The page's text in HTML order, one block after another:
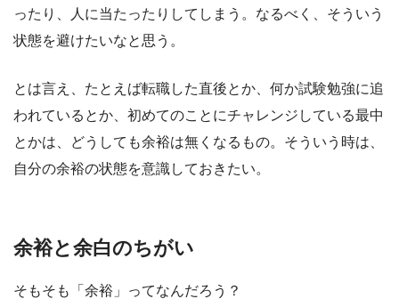
ったり、人に当たったりしてしまう。なるべく、そういう
状態を避けたいなと思う。
とは言え、たとえば転職した直後とか、何か試験勉強に追
われているとか、初めてのことにチャレンジしている最中
とかは、どうしても余裕は無くなるもの。そういう時は、
自分の余裕の状態を意識しておきたい。
余裕と余白のちがい
そもそも「余裕」ってなんだろう？